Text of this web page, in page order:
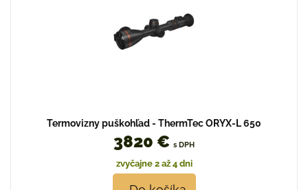
Termovizny puškohľad - ThermTec ORYX-L 650
3820 € s DPH
zvyčajne 2 až 4 dni